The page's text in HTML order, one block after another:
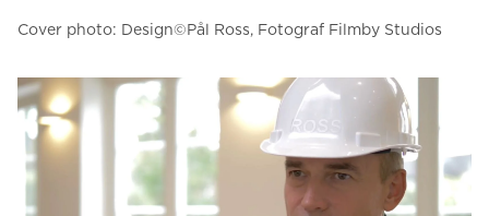
Cover photo: Design©️Pål Ross, Fotograf Filmby Studios